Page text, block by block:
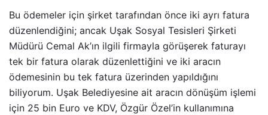
Bu ödemeler için şirket tarafından önce iki ayrı fatura
düzenlendiğini; ancak Uşak Sosyal Tesisleri Şirketi
Müdürü Cemal Ak’ın ilgili firmayla görüşerek faturayı
tek bir fatura olarak düzenlettiğini ve iki aracın
ödemesinin bu tek fatura üzerinden yapıldığını
biliyorum. Uşak Belediyesine ait aracın dönüşüm işlemi
için 25 bin Euro ve KDV, Özgür Özel’in kullanımına